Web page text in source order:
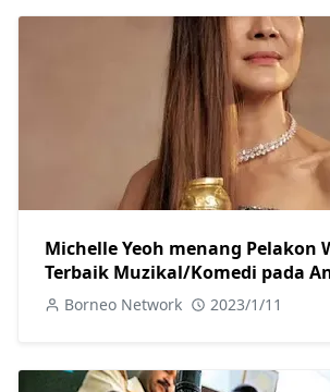
Michelle Yeoh menang Pelakon
Terbaik Muzikal/Komedi pada
Golden Globe
Borneo Network 2023/1/11